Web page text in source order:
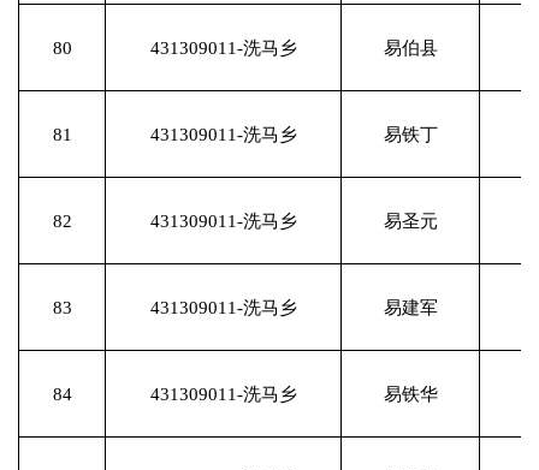
80 431309011-洗马乡 易伯县
81 431309011-洗马乡 易铁丁
82 431309011-洗马乡 易圣元
83 431309011-洗马乡 易建军
84 431309011-洗马乡 易铁华